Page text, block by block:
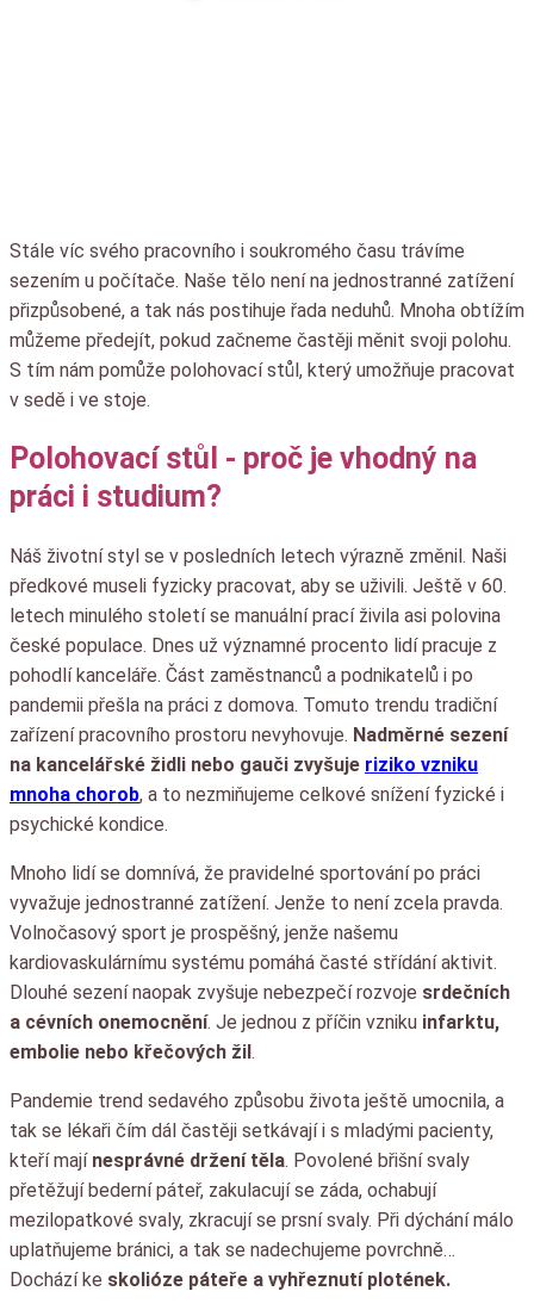
Stále víc svého pracovního i soukromého času trávíme
sezením u počítače. Naše tělo není na jednostranné zatížení
přizpůsobené, a tak nás postihuje řada neduhů. Mnoha obtížím
můžeme předejít, pokud začneme častěji měnit svoji polohu.
S tím nám pomůže polohovací stůl, který umožňuje pracovat
v sedě i ve stoje.
Polohovací stůl - proč je vhodný na
práci i studium?
Náš životní styl se v posledních letech výrazně změnil. Naši
předkové museli fyzicky pracovat, aby se uživili. Ještě v 60.
letech minulého století se manuální prací živila asi polovina
české populace. Dnes už významné procento lidí pracuje z
pohodlí kanceláře. Část zaměstnanců a podnikatelů i po
pandemii přešla na práci z domova. Tomuto trendu tradiční
zařízení pracovního prostoru nevyhovuje. Nadměrné sezení
na kancelářské židli nebo gauči zvyšuje riziko vzniku
mnoha chorob, a to nezmiňujeme celkové snížení fyzické i
psychické kondice.
Mnoho lidí se domnívá, že pravidelné sportování po práci
vyvažuje jednostranné zatížení. Jenže to není zcela pravda.
Volnočasový sport je prospěšný, jenže našemu
kardiovaskulárnímu systému pomáhá časté střídání aktivit.
Dlouhé sezení naopak zvyšuje nebezpečí rozvoje srdečních
a cévních onemocnění. Je jednou z příčin vzniku infarktu,
embolie nebo křečových žil.
Pandemie trend sedavého způsobu života ještě umocnila, a
tak se lékaři čím dál častěji setkávají i s mladými pacienty,
kteří mají nesprávné držení těla. Povolené břišní svaly
přetěžují bederní páteř, zakulacují se záda, ochabují
mezilopatkové svaly, zkracují se prsní svaly. Při dýchání málo
uplatňujeme bránici, a tak se nadechujeme povrchně…
Dochází ke skolióze páteře a vyhřeznutí plotének.